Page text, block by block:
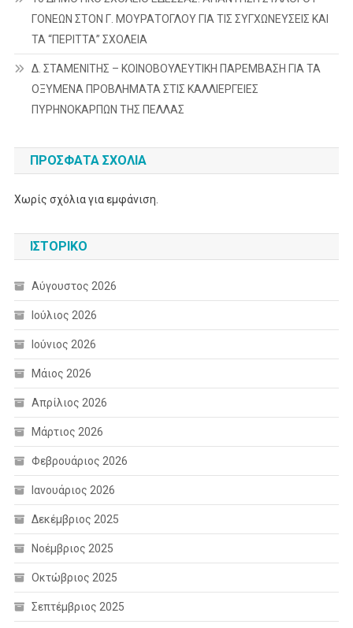
ΓΟΝΕΩΝ ΣΤΟΝ Γ. ΜΟΥΡΑΤΟΓΛΟΥ ΓΙΑ ΤΙΣ ΣΥΓΧΩΝΕΥΣΕΙΣ ΚΑΙ
ΤΑ “ΠΕΡΙΤΤΑ” ΣΧΟΛΕΙΑ
Δ. ΣΤΑΜΕΝΙΤΗΣ – ΚΟΙΝΟΒΟΥΛΕΥΤΙΚΗ ΠΑΡΕΜΒΑΣΗ ΓΙΑ ΤΑ
ΟΞΥΜΕΝΑ ΠΡΟΒΛΗΜΑΤΑ ΣΤΙΣ ΚΑΛΛΙΕΡΓΕΙΕΣ
ΠΥΡΗΝΟΚΑΡΠΩΝ ΤΗΣ ΠΕΛΛΑΣ
ΠΡΌΣΦΑΤΑ ΣΧΌΛΙΑ
Χωρίς σχόλια για εμφάνιση.
ΙΣΤΟΡΙΚΌ
Αύγουστος 2026
Ιούλιος 2026
Ιούνιος 2026
Μάιος 2026
Απρίλιος 2026
Μάρτιος 2026
Φεβρουάριος 2026
Ιανουάριος 2026
Δεκέμβριος 2025
Νοέμβριος 2025
Οκτώβριος 2025
Σεπτέμβριος 2025